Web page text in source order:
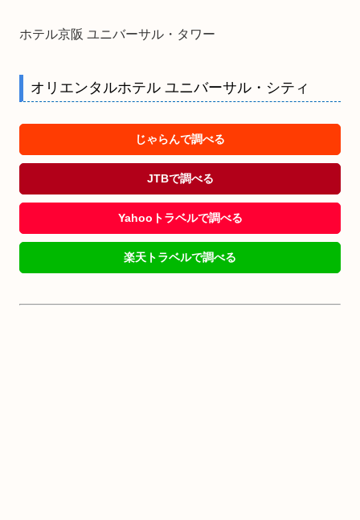
ホテル京阪 ユニバーサル・タワー
オリエンタルホテル ユニバーサル・シティ
じゃらんで調べる
JTBで調べる
Yahooトラベルで調べる
楽天トラベルで調べる